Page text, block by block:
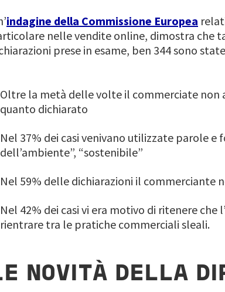
indagine della Commissione Europea
nelle vendite online, dimostra
prese in esame, ben 344 sono
Oltre la metà delle volte il commerciate non
quanto dichiarato
Nel 37% dei casi venivano utilizzate parole e
dell’ambiente”, “sostenibile”
Nel 59% delle dichiarazioni il commerciante
Nel 42% dei casi vi era motivo di ritenere
rientrare tra le pratiche commerciali sleali.
NOVITÀ DELLA